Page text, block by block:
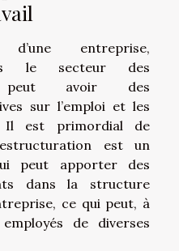
entreprise,
le secteur des
peut avoir des
sur l’emploi et les
Il est primordial de
est un
peut apporter des
dans la structure
ce qui peut, à
de diverses